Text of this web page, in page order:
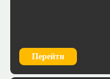
Перейти